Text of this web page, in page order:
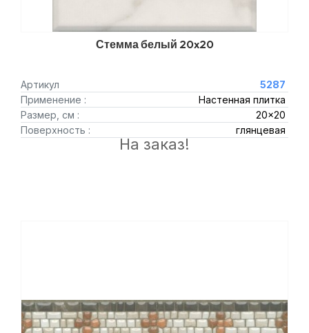
Стемма белый 20x20
Артикул
5287
Применение :
Настенная плитка
Размер, см :
20x20
Поверхность :
глянцевая
На заказ!